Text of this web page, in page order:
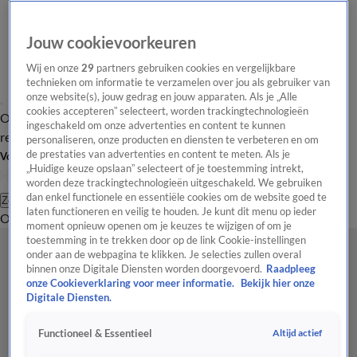
Overzicht Laatste nieuws Regionieuws Het beste van Hart
Tip de
redactie
Volg Hart van Nederland
Zoeken
OverzichtRegioUitzendingenWeerTip de redactiePanelVideo's
Jouw cookievoorkeuren
Wij en onze29 partners gebruiken cookies en vergelijkbare
technieken om informatie te verzamelen over jou als gebruiker van
onze website(s), jouw gedrag en jouw apparaten. Als je „Alle
cookies accepteren” selecteert, worden trackingtechnologieën
ingeschakeld om onze advertenties en content te kunnen
personaliseren, onze producten en diensten te verbeteren en om
de prestaties van advertenties en content te meten. Als je
„Huidige keuze opslaan” selecteert of je toestemming intrekt,
worden deze trackingtechnologieën uitgeschakeld. We gebruiken
dan enkel functionele en essentiële cookies om de website goed te
laten functioneren en veilig te houden. Je kunt dit menu op ieder
moment opnieuw openen om je keuzes te wijzigen of om je
toestemming in te trekken door op de link Cookie-instellingen
onder aan de webpagina te klikken. Je selecties zullen overal
binnen onze Digitale Diensten worden doorgevoerd. Raadpleeg
onze Cookieverklaring voor meer informatie.
Bekijk hier onze
Digitale Diensten.
Functioneel & Essentieel Altijd actief